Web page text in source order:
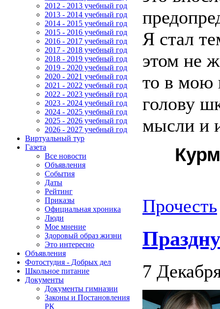
2012 - 2013 учебный год
2013 - 2014 учебный год
2014 - 2015 учебный год
2015 - 2016 учебный год
2016 - 2017 учебный год
2017 - 2018 учебный год
2018 - 2019 учебный год
2019 - 2020 учебный год
2020 - 2021 учебный год
2021 - 2022 учебный год
2022 - 2023 учебный год
2023 - 2024 учебный год
2024 - 2025 учебный год
2025 - 2026 учебный год
2026 - 2027 учебный год
Виртуальный тур
Газета
Все новости
Объявления
События
Даты
Рейтинг
Приказы
Официальная хроника
Люди
Мое мнение
Здоровый образ жизни
Это интересно
Объявления
Фотостудия - Добрых дел
Школьное питание
Документы
Документы гимназии
Законы и Постановления
РК
Я стал
этом не
то в мою
голову
мысли и
Прочесть
7